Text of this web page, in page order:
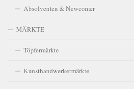
Absolventen & Newcomer
MÄRKTE
Töpfermärkte
Kunsthandwerkermärkte